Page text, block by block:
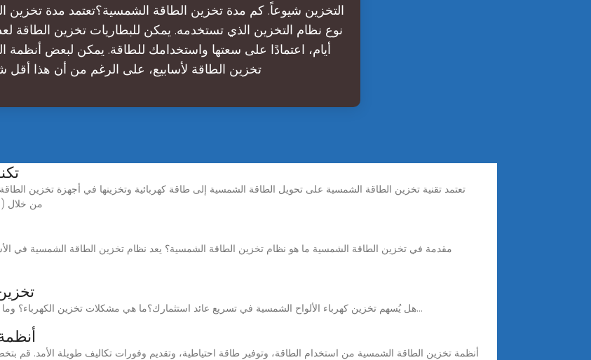
التخزين شيوعاً. كم مدة تخزين الطاقة الشمسية؟تعتمد مدة تخزين
نوع نظام التخزين الذي تستخدمه. يمكن للبطاريات تخزين الطاقة
أيام، اعتمادًا على سعتها واستخدامك للطاقة. يمكن لبعض أنظمة
تخزين الطاقة لأسابيع، على الرغم من أن هذا أقل
الألواح الشمسية لأشعة الشمس وتحويلها إلى تيار مستمر (DC) من خلال
مقدمة في تخزين الطاقة الشمسية ما هو نظام تخزين الطاقة الشمسية؟ يعد نظام تخزين الطاقة الشمسية في
هل يُسهم تخزين كهرباء الألواح الشمسية في تسريع عائد استثمارك؟ما هي مشكلات تخزين الكهرباء؟ وما هي الحلول العملية لرفع كفاءة الاستفادة؟لنبدأ باستكشاف ذلك...